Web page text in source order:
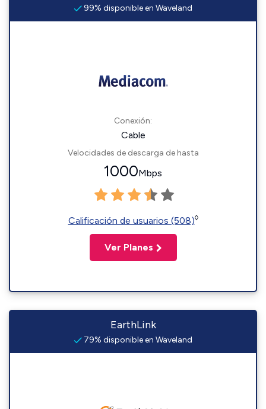
99% disponible en Waveland
Conexión:
Cable
Velocidades de descarga de hasta
1000Mbps
Calificación de usuarios (508)◊
Ver Planes
EarthLink
79% disponible en Waveland